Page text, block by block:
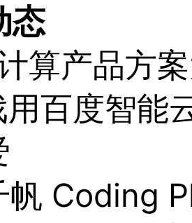
态
算产品方
百度智能
帆 Coding